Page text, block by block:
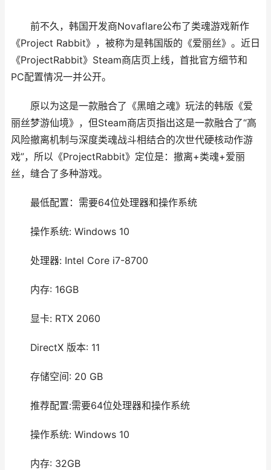
前不久，韩国开发商Novaflare公布了类魂游戏新作
《Project Rabbit》，被称为是韩国版的《爱丽丝》。近日
《ProjectRabbit》Steam商店页上线，首批官方细节和
PC配置情况一并公开。
原以为这是一款融合了《黑暗之魂》玩法的韩版《爱
丽丝梦游仙境》，但Steam商店页指出这是一款融合了“高
风险撤离机制与深度类魂战斗相结合的次世代硬核动作游
戏”，所以《ProjectRabbit》定位是：撤离+类魂+爱丽
丝，缝合了多种游戏。
最低配置：需要64位处理器和操作系统
操作系统: Windows 10
处理器: Intel Core i7-8700
内存: 16GB
显卡: RTX 2060
DirectX 版本: 11
存储空间: 20 GB
推荐配置:需要64位处理器和操作系统
操作系统: Windows 10
内存: 32GB